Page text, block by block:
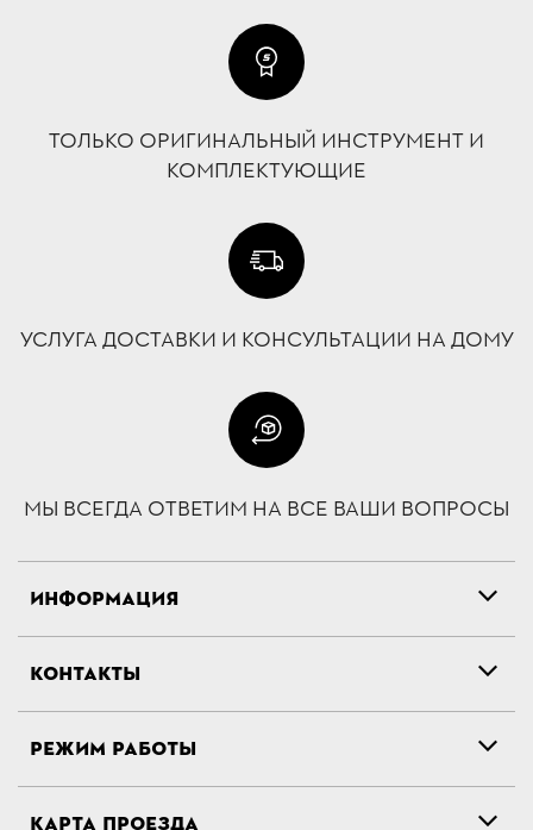
ТОЛЬКО ОРИГИНАЛЬНЫЙ ИНСТРУМЕНТ И
КОМПЛЕКТУЮЩИЕ
УСЛУГА ДОСТАВКИ И КОНСУЛЬТАЦИИ НА ДОМУ
МЫ ВСЕГДА ОТВЕТИМ НА ВСЕ ВАШИ ВОПРОСЫ
ИНФОРМАЦИЯ
КОНТАКТЫ
РЕЖИМ РАБОТЫ
КАРТА ПРОЕЗДА